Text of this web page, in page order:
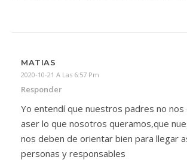
MATIAS
2020-10-21 A Las 6:57 Pm
Responder
Yo entendí que nuestros padres no
aser lo que nosotros queramos,que
nos deben de orientar bien para llegar
personas y responsables